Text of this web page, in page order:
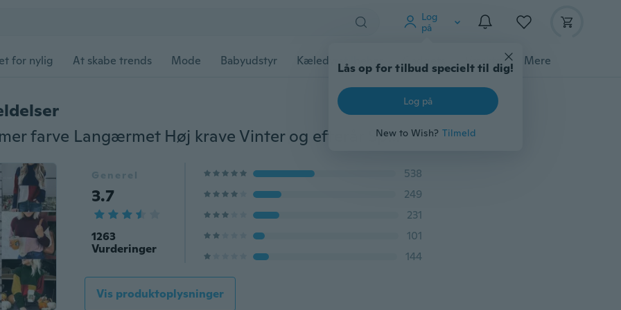
Log
på
Lås op for tilbud specielt til dig!
Log på
New to Wish? Tilmeld
for nylig At skabe trends Mode Babyudstyr Kæledyrstilbehør Gadgets Værktøj Mere
Kvinder rammer farve Langærmet Høj krave Vinter og efterår Splejsning Farvet Sweater Top
Generel
3.7
1263
Vurderinger
538
249
231
101
144
Vis produktoplysninger